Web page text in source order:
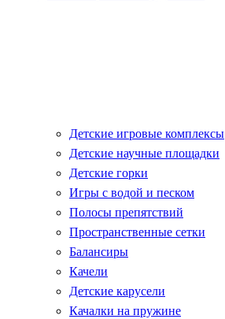
Детские игровые комплексы
Детские научные площадки
Детские горки
Игры с водой и песком
Полосы препятствий
Пространственные сетки
Балансиры
Качели
Детские карусели
Качалки на пружине